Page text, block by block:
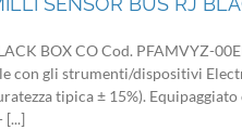
BOX CO Cod. PFAMVYZ-
con gli strumenti/dispositivi
tipica ± 15%).
[...]